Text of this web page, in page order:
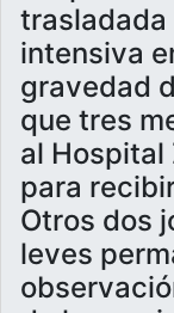
trasladada
intensiva
gravedad
que tres
al Hospital
para
Otros dos
leves